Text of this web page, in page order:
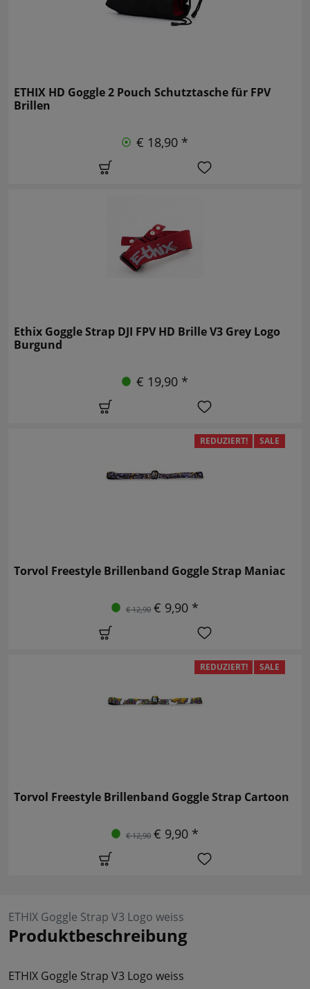
ETHIX HD Goggle 2 Pouch Schutztasche für FPV
Brillen
€ 18,90 *
Ethix Goggle Strap DJI FPV HD Brille V3 Grey Logo
Burgund
€ 19,90 *
REDUZIERT! SALE
Torvol Freestyle Brillenband Goggle Strap Maniac
€ 12,90 € 9,90 *
REDUZIERT! SALE
Torvol Freestyle Brillenband Goggle Strap Cartoon
€ 12,90 € 9,90 *
ETHIX Goggle Strap V3 Logo weiss
Produktbeschreibung
ETHIX Goggle Strap V3 Logo weiss